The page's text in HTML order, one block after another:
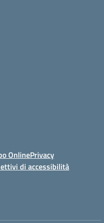
OnlinePrivacy
di accessibilità